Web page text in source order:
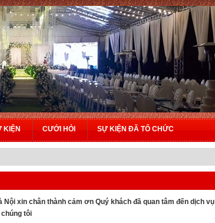
KIỆN CƯỚI HỎI SỰ KIỆN ĐÃ TỔ CHỨC
xin chân thành cảm ơn Quý khách đã quan tâm đến dịch vụ
tôi